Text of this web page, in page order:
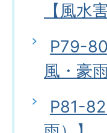
【風水
P79-
風・豪雨
P81-